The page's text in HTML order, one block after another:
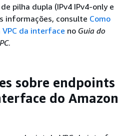
pilha dupla (IPv4 IPv4-only e
informações, consulte Como
da interface no Guia do
.
sobre endpoints
do Amazon